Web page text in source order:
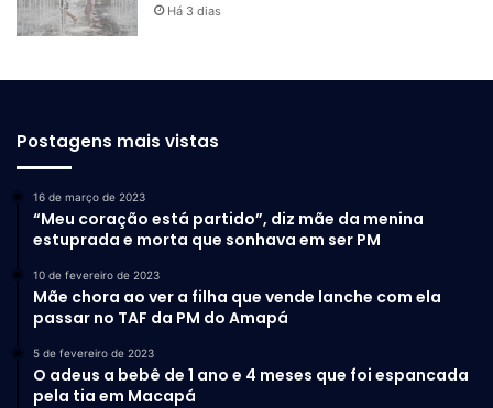
Há 3 dias
Postagens mais vistas
16 de março de 2023
“Meu coração está partido”, diz mãe da menina
estuprada e morta que sonhava em ser PM
10 de fevereiro de 2023
Mãe chora ao ver a filha que vende lanche com ela
passar no TAF da PM do Amapá
5 de fevereiro de 2023
O adeus a bebê de 1 ano e 4 meses que foi espancada
pela tia em Macapá